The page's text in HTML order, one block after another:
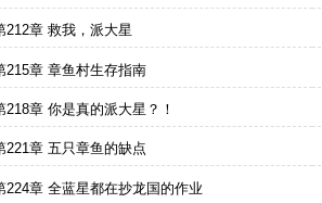
212章 救我，派大星
215章 章鱼村生存指南
218章 你是真的派大星？！
221章 五只章鱼的缺点
224章 全蓝星都在抄龙国的作业